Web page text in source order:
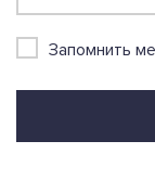
Запомнить